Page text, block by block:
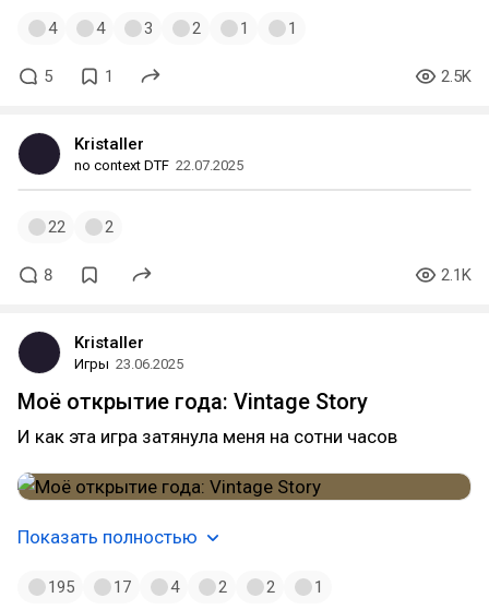
4 4 3 2 1 1
5 1 2.5K
Kristaller
no context DTF 22.07.2025
22 2
8 2.1K
Kristaller
Игры 23.06.2025
Моё открытие года: Vintage Story
И как эта игра затянула меня на сотни часов
Показать полностью
195 17 4 2 2 1